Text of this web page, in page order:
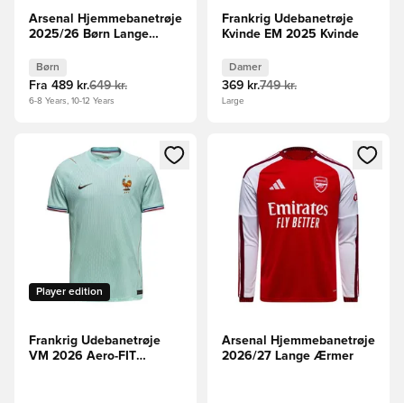
Arsenal Hjemmebanetrøje
2025/26 Børn Lange
Børn
Fra 489 kr.649 kr.
6-8 Years, 10-12 Years
Frankrig Udebanetrøje
Kvinde EM 2025 Kvinde
Damer
369 kr.749 kr.
Large
Åbner en Modal til at logge ind eller tilmelde dig som
Player edition
Frankrig Udebanetrøje
VM 2026 Aero-FIT
Åbner en Modal til at logge
Arsenal Hjemmebanetrøje
2026/27 Lange Ærmer